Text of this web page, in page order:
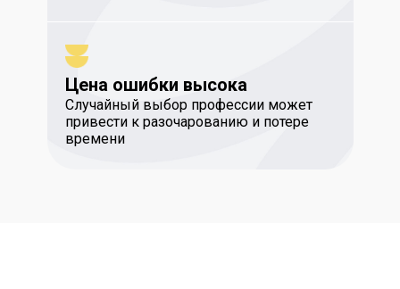
Цена ошибки высока
Случайный выбор профессии может
привести к разочарованию и потере
времени